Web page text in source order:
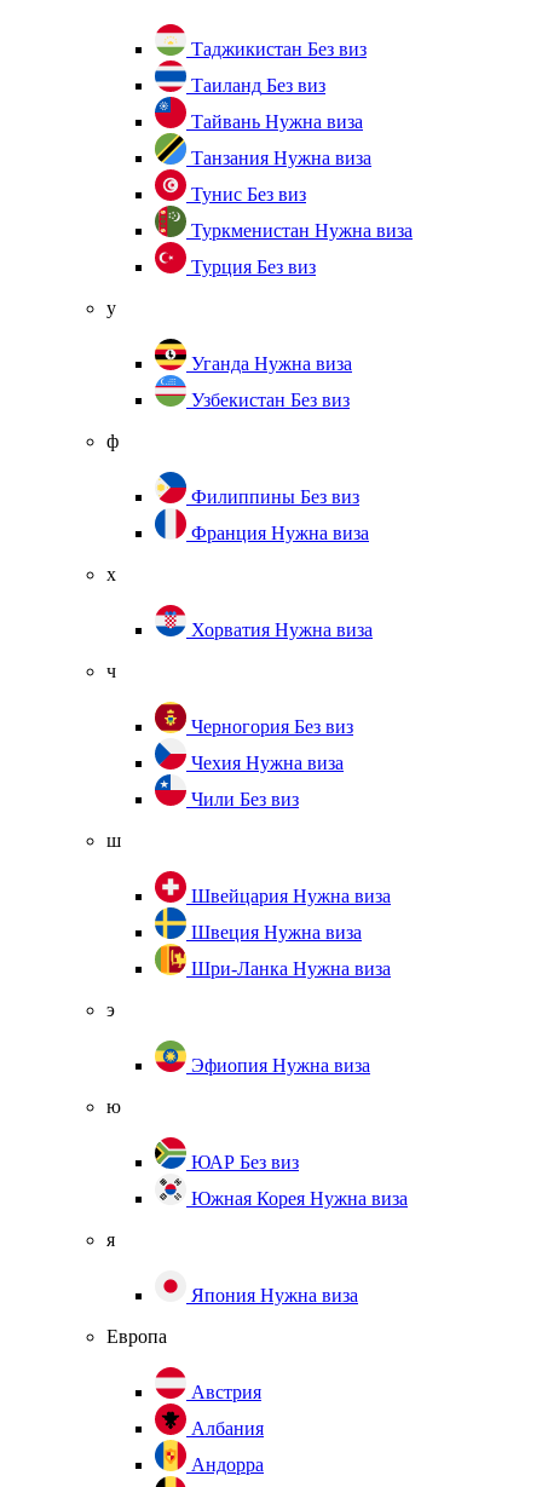
Таджикистан Без виз
Таиланд Без виз
Тайвань Нужна виза
Танзания Нужна виза
Тунис Без виз
Туркменистан Нужна виза
Турция Без виз
у
Уганда Нужна виза
Узбекистан Без виз
ф
Филиппины Без виз
Франция Нужна виза
х
Хорватия Нужна виза
ч
Черногория Без виз
Чехия Нужна виза
Чили Без виз
ш
Швейцария Нужна виза
Швеция Нужна виза
Шри-Ланка Нужна виза
э
Эфиопия Нужна виза
ю
ЮАР Без виз
Южная Корея Нужна виза
я
Япония Нужна виза
Европа
Австрия
Албания
Андорра